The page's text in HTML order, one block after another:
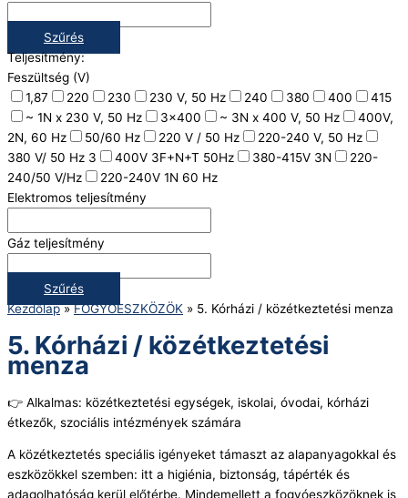
Szűrés
Teljesítmény:
Feszültség (V)
1,87
220 230 230 V, 50 Hz 240 380 400
415
~ 1N x 230 V, 50 Hz
3x400 ~ 3N x 400 V, 50 Hz
400V,
2N, 60 Hz
50/60 Hz 220 V / 50 Hz
220-240 V, 50 Hz
380 V/ 50 Hz 3
400V 3F+N+T 50Hz 380-415V 3N
220-
240/50 V/Hz
220-240V 1N 60 Hz
Elektromos teljesítmény
Gáz teljesítmény
Szűrés
Kezdőlap»FOGYÓESZKÖZÖK » 5. Kórházi / közétkeztetési menza
5. Kórházi / közétkeztetési
menza
👉 Alkalmas: közétkeztetési egységek, iskolai, óvodai, kórházi
étkezők, szociális intézmények számára
A közétkeztetés speciális igényeket támaszt az alapanyagokkal és
eszközökkel szemben: itt a higiénia, biztonság, tápérték és
adagolhatóság kerül előtérbe. Mindemellett a fogyóeszközöknek is